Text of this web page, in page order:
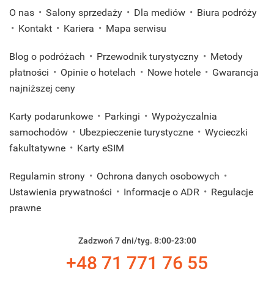
O nas Salony sprzedaży Dla mediów
Biura podróży
Kontakt
Kariera Mapa serwisu
Blog o podróżach Przewodnik turystyczny
Metody
płatności
Opinie o hotelach Nowe hotele
Gwarancja
najniższej ceny
Karty podarunkowe Parkingi
Wypożyczalnia
samochodów
Ubezpieczenie turystyczne
Wycieczki
fakultatywne
Karty eSIM
Regulamin strony
Ochrona danych osobowych
Ustawienia prywatności
Informacje o ADR
Regulacje
prawne
Zadzwoń 7 dni/tyg. 8:00-23:00
+48 71 771 76 55